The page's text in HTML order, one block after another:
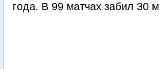
года. В 99 матчах забил 30